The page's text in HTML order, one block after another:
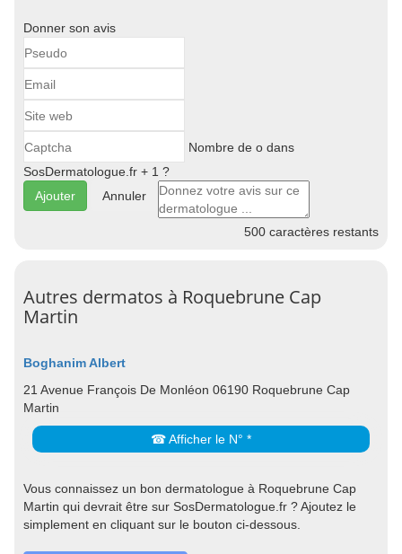
Donner son avis
Nombre de o dans
SosDermatologue.fr + 1 ?
Annuler
500 caractères restants
Autres dermatos à Roquebrune Cap
Martin
Boghanim Albert
21 Avenue François De Monléon 06190 Roquebrune Cap
Martin
☎ Afficher le N° *
Vous connaissez un bon dermatologue à Roquebrune Cap
Martin qui devrait être sur SosDermatologue.fr ? Ajoutez le
simplement en cliquant sur le bouton ci-dessous.